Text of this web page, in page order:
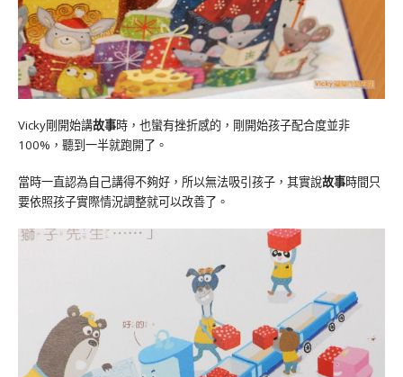
Vicky剛開始講故事時，也蠻有挫折感的，剛開始孩子配合度並非
100%，聽到一半就跑開了。
當時一直認為自己講得不夠好，所以無法吸引孩子，其實說故事時間只
要依照孩子實際情況調整就可以改善了。